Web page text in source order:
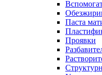
Паста
Проявки